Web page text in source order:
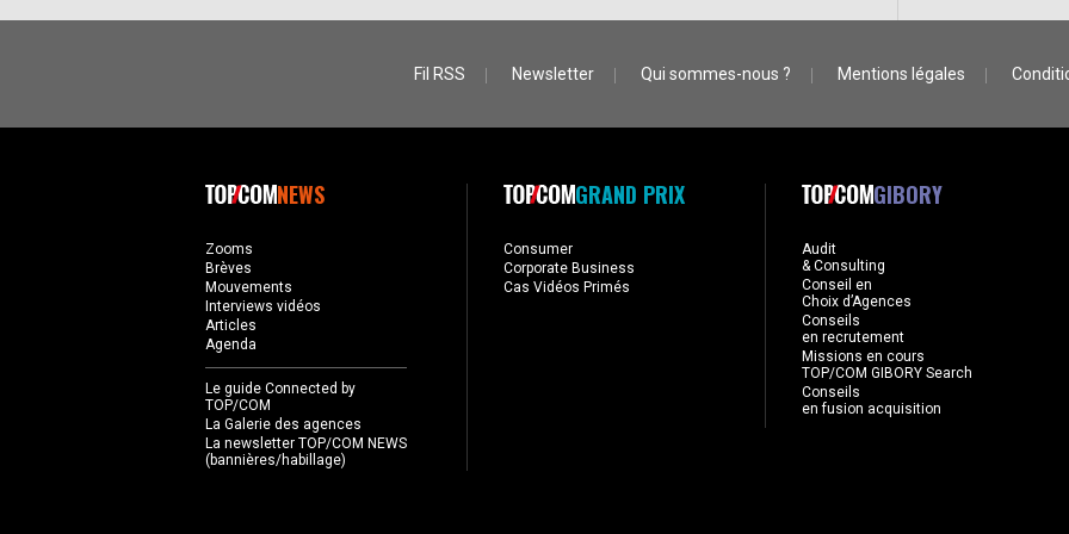
Fil RSS Newsletter Qui sommes-nous ? Mentions légales
NEWS
Zooms
Brèves
Mouvements
Interviews vidéos
Articles
Agenda
Le guide Connected by
TOP/COM
La Galerie des agences
La newsletter TOP/COM NEWS
(bannières/habillage)
GRAND PRIX
Consumer
Corporate Business
Cas Vidéos Primés
GIBORY
Audit
& Consulting
Conseil en
Choix d’Agences
Conseils
en recrutement
Missions en cours
TOP/COM GIBORY Search
Conseils
en fusion acquisition